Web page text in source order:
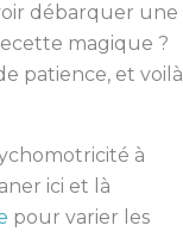
débarquer une
magique ?
patience, et voilà
à
ici et là
pour varier les